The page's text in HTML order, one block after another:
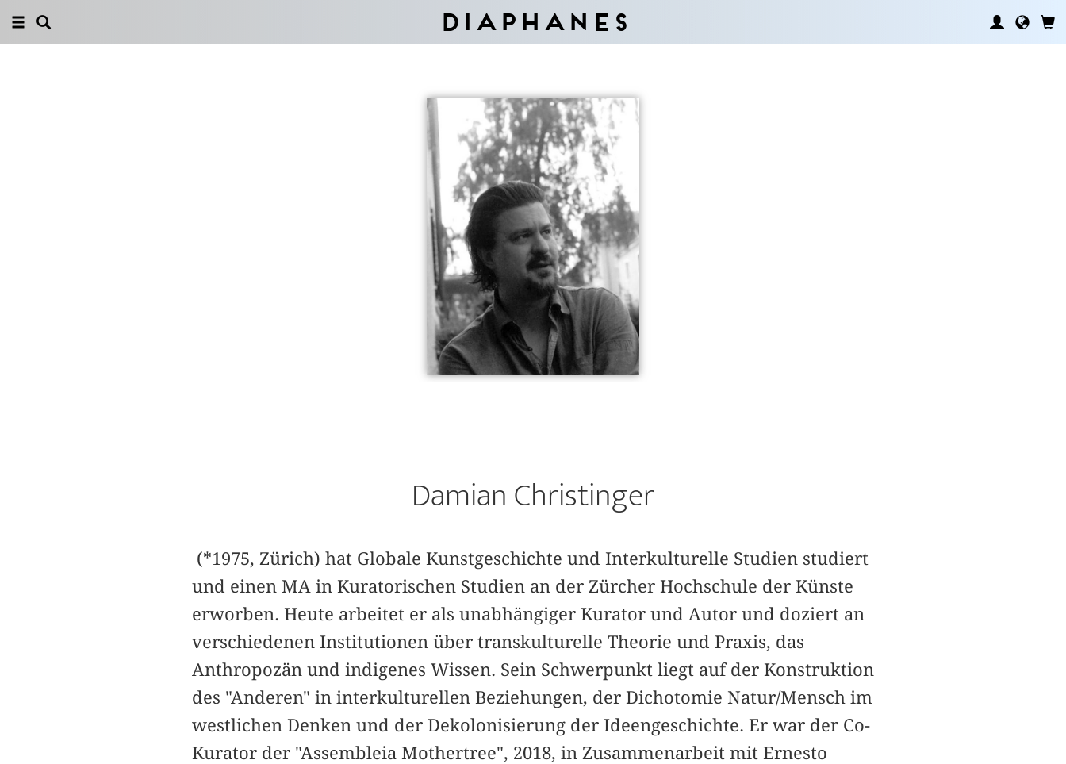
Diaphanes
Damian Christinger
(*1975, Zürich) hat Globale Kunstgeschichte und Interkulturelle Studien studiert
und einen MA in Kuratorischen Studien an der Zürcher Hochschule der Künste
erworben. Heute arbeitet er als unabhängiger Kurator und Autor und doziert an
verschiedenen Institutionen über transkulturelle Theorie und Praxis, das
Anthropozän und indigenes Wissen. Sein Schwerpunkt liegt auf der Konstruktion
des "Anderen" in interkulturellen Beziehungen, der Dichotomie Natur/Mensch im
westlichen Denken und der Dekolonisierung der Ideengeschichte. Er war der Co-
Kurator der "Assembleia Mothertree", 2018, in Zusammenarbeit mit Ernesto